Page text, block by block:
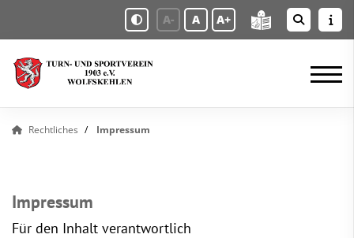
A- A A+
Rechtliches Impressum
Impressum
Für den Inhalt verantwortlich